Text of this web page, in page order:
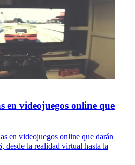
en videojuegos online que
en videojuegos online que darán
desde la realidad virtual hasta la